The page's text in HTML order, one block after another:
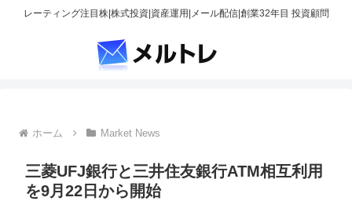
レーティング注目株|株式投資|資産運用|メール配信|創業32年目 投資顧問
ホーム Market News
三菱UFJ銀行と三井住友銀行ATM相互利用
を9月22日から開始